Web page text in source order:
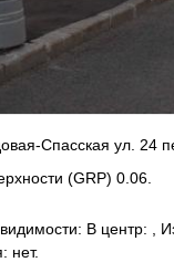
Спасская ул. 24
(GRP) 0.06.
В центр: ,
нет.